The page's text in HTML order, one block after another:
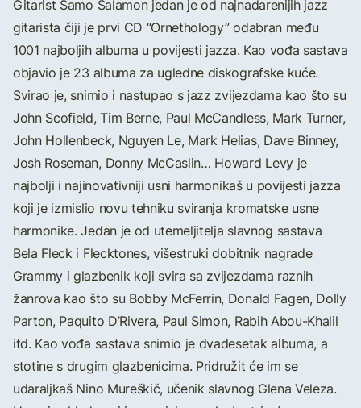
Gitarist Samo Salamon jedan je od najnadarenijih jazz
gitarista čiji je prvi CD “Ornethology” odabran među
1001 najboljih albuma u povijesti jazza. Kao vođa sastava
objavio je 23 albuma za ugledne diskografske kuće.
Svirao je, snimio i nastupao s jazz zvijezdama kao što su
John Scofield, Tim Berne, Paul McCandless, Mark Turner,
John Hollenbeck, Nguyen Le, Mark Helias, Dave Binney,
Josh Roseman, Donny McCaslin… Howard Levy je
najbolji i najinovativniji usni harmonikaš u povijesti jazza
koji je izmislio novu tehniku sviranja kromatske usne
harmonike. Jedan je od utemeljitelja slavnog sastava
Bela Fleck i Flecktones, višestruki dobitnik nagrade
Grammy i glazbenik koji svira sa zvijezdama raznih
žanrova kao što su Bobby McFerrin, Donald Fagen, Dolly
Parton, Paquito D’Rivera, Paul Simon, Rabih Abou-Khalil
itd. Kao vođa sastava snimio je dvadesetak albuma, a
stotine s drugim glazbenicima. Pridružit će im se
udaraljkaš Nino Mureškič, učenik slavnog Glena Veleza.